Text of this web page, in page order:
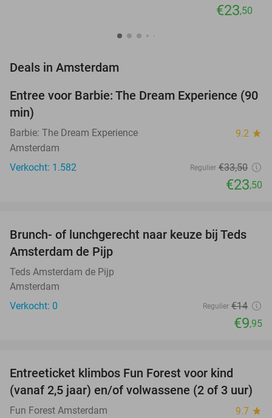
€23,50
Deals in Amsterdam
30%
Entree voor Barbie: The Dream Experience (90
min)
Barbie: The Dream Experience 9.2 star
Amsterdam
Verkocht: 1.582
Regulier €33,50
€23,50
29%
TODAY
Brunch- of lunchgerecht naar keuze bij Teds
Amsterdam de Pijp
Teds Amsterdam de Pijp
Amsterdam
Verkocht: 0
Regulier €14
€9,95
Entreeticket klimbos Fun Forest voor kind
(vanaf 2,5 jaar) en/of volwassene (2 of 3 uur)
Fun Forest Amsterdam 9.7 star